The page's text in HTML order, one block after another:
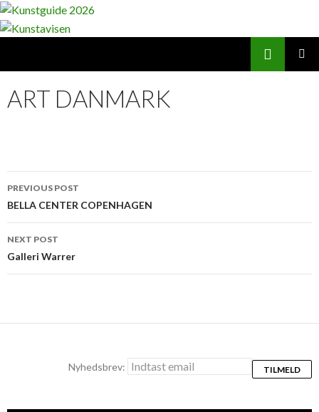
CONTENT
ART DANMARK
Post
navigation
PREVIOUS POST
BELLA CENTER COPENHAGEN
NEXT POST
Galleri Warrer
Nyhedsbrev: